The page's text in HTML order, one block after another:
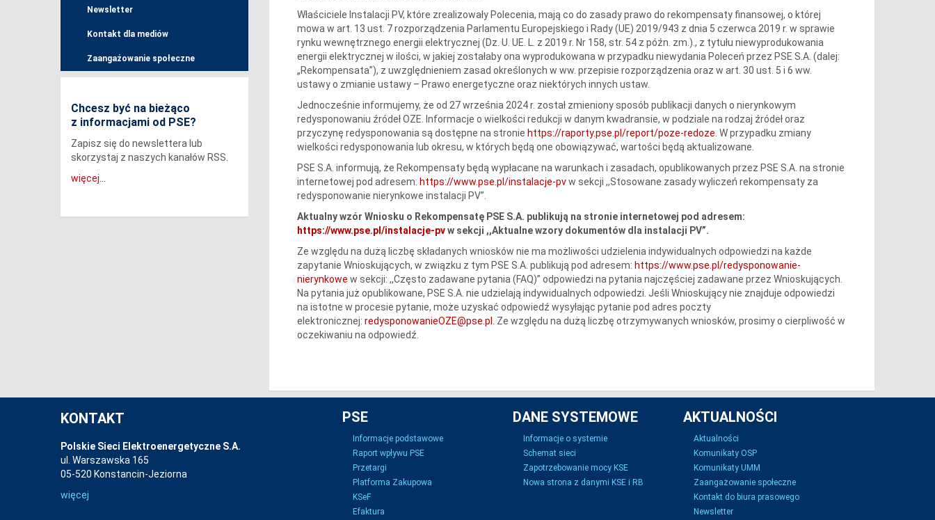
Newsletter
Kontakt dla mediów
Zaangażowanie społeczne
Chcesz być na bieżąco
z informacjami od PSE?
Zapisz się do newslettera lub
skorzystaj z naszych kanałów RSS.
więcej...
Właściciele Instalacji PV, które zrealizowały Polecenia, mają co do zasady prawo do rekompensaty finansowej, o której
mowa w art. 13 ust. 7 rozporządzenia Parlamentu Europejskiego i Rady (UE) 2019/943 z dnia 5 czerwca 2019 r. w sprawie
rynku wewnętrznego energii elektrycznej (Dz. U. UE. L. z 2019 r. Nr 158, str. 54 z późn. zm.)., z tytułu niewyprodukowania
energii elektrycznej w ilości, w jakiej zostałaby ona wyprodukowana w przypadku niewydania Poleceń przez PSE S.A. (dalej:
„Rekompensata”), z uwzględnieniem zasad określonych w ww. przepisie rozporządzenia oraz w art. 30 ust. 5 i 6 ww.
ustawy o zmianie ustawy – Prawo energetyczne oraz niektórych innych ustaw.
Jednocześnie informujemy, że od 27 września 2024 r. został zmieniony sposób publikacji danych o nierynkowym
redysponowaniu źródeł OZE. Informacje o wielkości redukcji w danym kwadransie, w podziale na rodzaj źródeł oraz
przyczynę redysponowania są dostępne na stronie https://raporty.pse.pl/report/poze-redoze . W przypadku zmiany
wielkości redysponowania lub okresu, w których będą one obowiązywać, wartości będą aktualizowane.
PSE S.A. informują, że Rekompensaty będą wypłacane na warunkach i zasadach, opublikowanych przez PSE S.A. na stronie
internetowej pod adresem: https://www.pse.pl/instalacje-pvw sekcji ,,Stosowane zasady wyliczeń rekompensaty za
redysponowanie nierynkowe instalacji PV”.
Aktualny wzór Wniosku o Rekompensatę PSE S.A. publikują na stronie internetowej pod adresem:
https://www.pse.pl/instalacje-pvw sekcji ,,Aktualne wzory dokumentów dla instalacji PV”.
Ze względu na dużą liczbę składanych wniosków nie ma możliwości udzielenia indywidualnych odpowiedzi na każde
zapytanie Wnioskujących, w związku z tym PSE S.A. publikują pod adresem: https://www.pse.pl/redysponowanie-
nierynkowe w sekcji: ,,Często zadawane pytania (FAQ)” odpowiedzi na pytania najczęściej zadawane przez Wnioskujących.
Na pytania już opublikowane, PSE S.A. nie udzielają indywidualnych odpowiedzi. Jeśli Wnioskujący nie znajduje odpowiedzi
na istotne w procesie pytanie, może uzyskać odpowiedź wysyłając pytanie pod adres poczty
elektronicznej: redysponowanieOZE@pse.pl
. Ze względu na dużą liczbę otrzymywanych wniosków, prosimy o cierpliwość w
oczekiwaniu na odpowiedź.
KONTAKT
Polskie Sieci Elektroenergetyczne S.A.
ul. Warszawska 165
05-520 Konstancin-Jeziorna
więcej
PSE
Informacje podstawowe
Raport wpływu PSE
Przetargi
Platforma Zakupowa
KSeF
Efaktura
DANE SYSTEMOWE
Informacje o systemie
Schemat sieci
Zapotrzebowanie mocy KSE
Nowa strona z danymi KSE i RB
AKTUALNOŚCI
Aktualności
Komunikaty OSP
Komunikaty UMM
Zaangażowanie społeczne
Kontakt do biura prasowego
Newsletter